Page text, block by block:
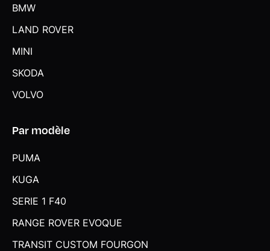
BMW
LAND ROVER
MINI
SKODA
VOLVO
Par modèle
PUMA
KUGA
SERIE 1 F40
RANGE ROVER EVOQUE
TRANSIT CUSTOM FOURGON